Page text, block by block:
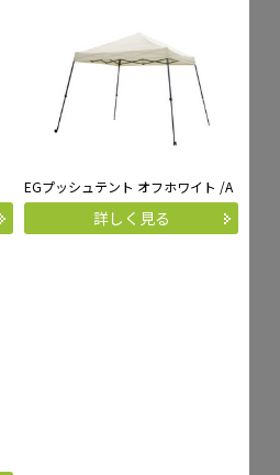
EGプッシュテント オフホワイト /A
詳しく見る